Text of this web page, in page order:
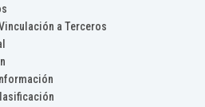
a Terceros